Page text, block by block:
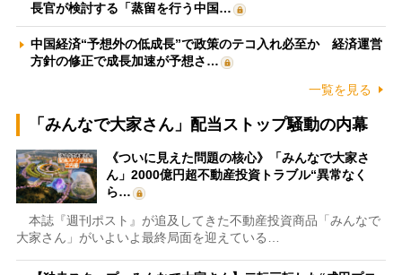
長官が検討する「蒸留を行う中国…
中国経済“予想外の低成長”で政策のテコ入れ必至か 経済運営
方針の修正で成長加速が予想さ…
一覧を見る
「みんなで大家さん」配当ストップ騒動の内幕
《ついに見えた問題の核心》「みんなで大家さ
ん」2000億円超不動産投資トラブル“異常なく
ら…
本誌『週刊ポスト』が追及してきた不動産投資商品「みんなで
大家さん」がいよいよ最終局面を迎えている…